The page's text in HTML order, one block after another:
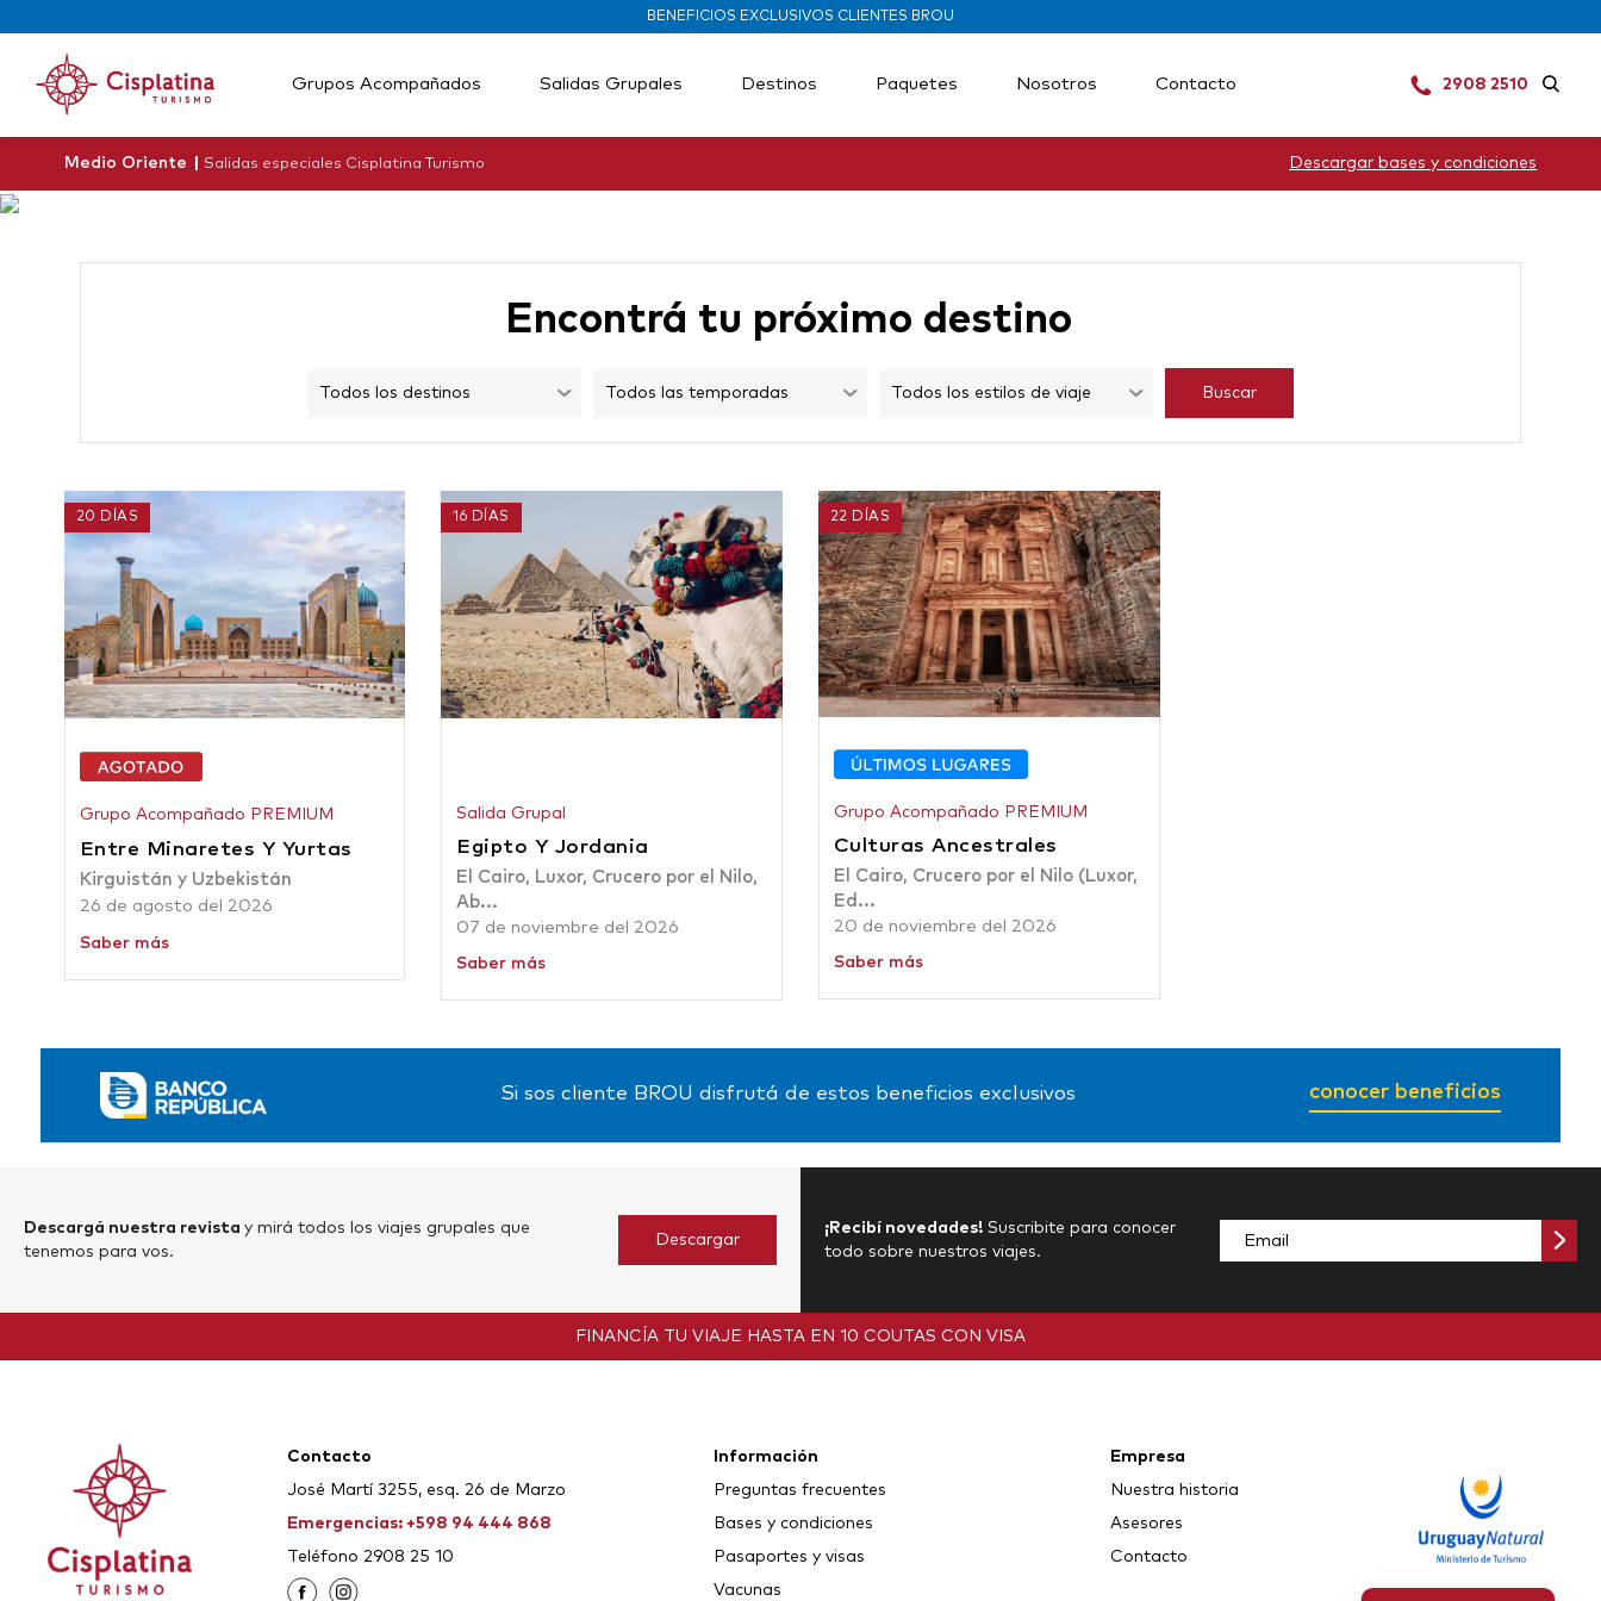
BENEFICIOS EXCLUSIVOS CLIENTES BROU
Grupos Acompañados Salidas Grupales Destinos Paquetes Nosotros Contacto 2908 2510
Medio Oriente Salidas especiales Cisplatina Turismo Descargar bases y condiciones
Encontrá tu próximo destino
Buscar
20 DÍAS
Grupo Acompañado PREMIUM
Entre Minaretes Y Yurtas
Kirguistán y Uzbekistán
26 de agosto del 2026
Saber más
16 DÍAS
Salida Grupal
Egipto Y Jordania
El Cairo, Luxor, Crucero por el Nilo,
Ab...
07 de noviembre del 2026
Saber más
22 DÍAS
Grupo Acompañado PREMIUM
Culturas Ancestrales
El Cairo, Crucero por el Nilo (Luxor,
Ed...
20 de noviembre del 2026
Saber más
Si sos cliente BROU disfrutá de estos beneficios exclusivos conocer beneficios
Descargá nuestra revista y mirá todos
los viajes grupales que
tenemos para vos.
Descargar
¡Recibí novedades! Suscribite para conocer
todo sobre nuestros viajes.
FINANCÍA TU VIAJE HASTA EN 10 COUTAS CON VISA
Contacto
José Martí 3255, esq. 26 de Marzo
Emergencias: +598 94 444 868
Teléfono 2908 25 10
Información
Preguntas frecuentes
Bases y condiciones
Pasaportes y visas
Vacunas
Empresa
Nuestra historia
Asesores
Contacto